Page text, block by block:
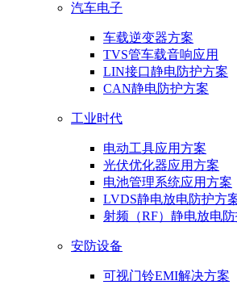
汽车电子
车载逆变器方案
TVS管车载音响应用
LIN接口静电防护方案
CAN静电防护方案
工业时代
电动工具应用方案
光伏优化器应用方案
电池管理系统应用方案
LVDS静电放电防护方
射频（RF）静电放电
安防设备
可视门铃EMI解决方案